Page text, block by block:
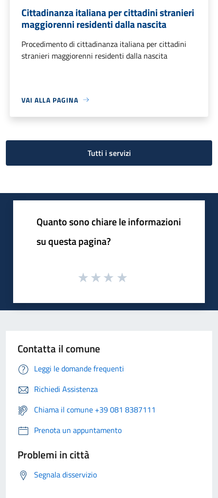
Cittadinanza italiana per cittadini stranieri
maggiorenni residenti dalla nascita
Procedimento di cittadinanza italiana per cittadini
stranieri maggiorenni residenti dalla nascita
VAI ALLA PAGINA
Tutti i servizi
Quanto sono chiare le informazioni
su questa pagina?
Contatta il comune
Leggi le domande frequenti
Richiedi Assistenza
Chiama il comune +39 081 8387111
Prenota un appuntamento
Problemi in città
Segnala disservizio